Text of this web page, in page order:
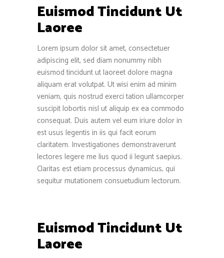
Euismod Tincidunt Ut
Laoree
Lorem ipsum dolor sit amet, consectetuer
adipiscing elit, sed diam nonummy nibh
euismod tincidunt ut laoreet dolore magna
aliquam erat volutpat. Ut wisi enim ad minim
veniam, quis nostrud exerci tation ullamcorper
suscipit lobortis nisl ut aliquip ex ea commodo
consequat. Duis autem vel eum iriure dolor in
est usus legentis in iis qui facit eorum
claritatem. Investigationes demonstraverunt
lectores legere me lius quod ii legunt saepius.
Claritas est etiam processus dynamicus, qui
sequitur mutationem consuetudium lectorum.
Euismod Tincidunt Ut
Laoree